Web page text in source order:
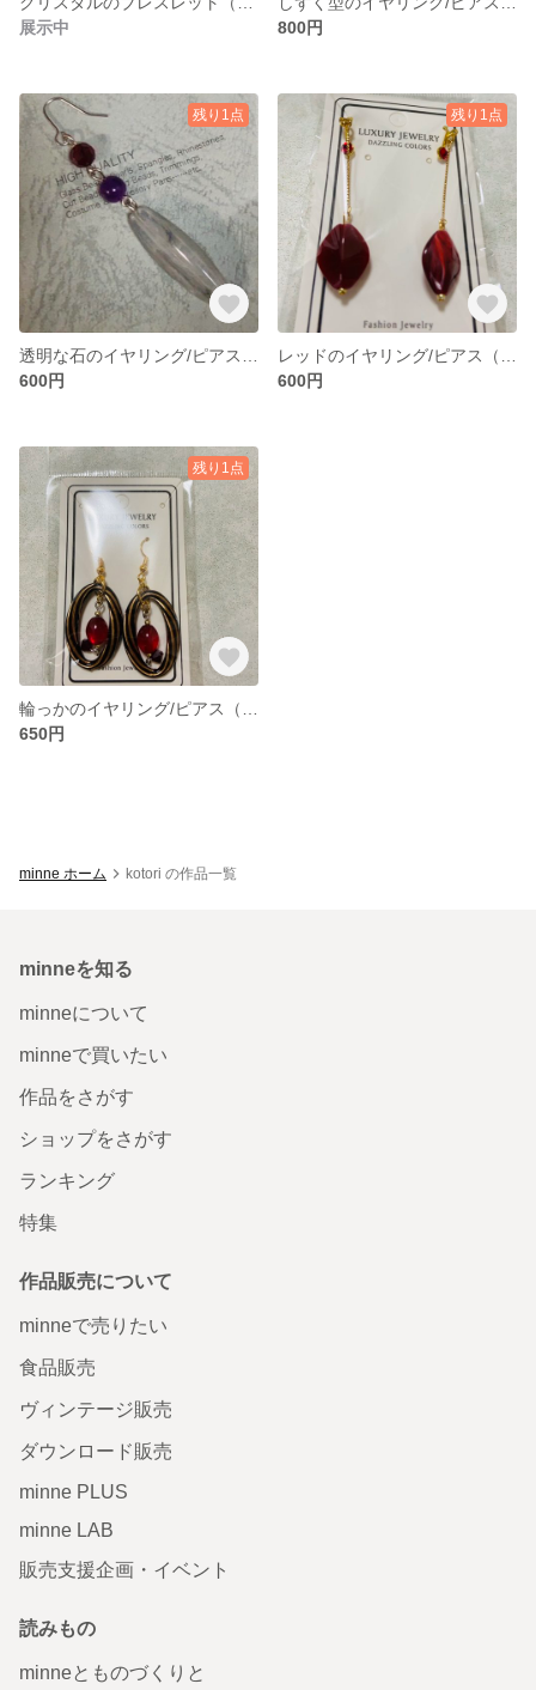
展示中
800円
残り1点
600円
残り1点
600円
残り1点
650円
minne ホーム kotori の作品一覧
minneを知る
minneについて
minneで買いたい
作品をさがす
ショップをさがす
ランキング
特集
作品販売について
minneで売りたい
食品販売
ヴィンテージ販売
ダウンロード販売
minne PLUS
minne LAB
販売支援企画・イベント
読みもの
minneとものづくりと